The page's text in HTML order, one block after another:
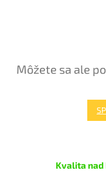
Môžete sa ale
Kvalita